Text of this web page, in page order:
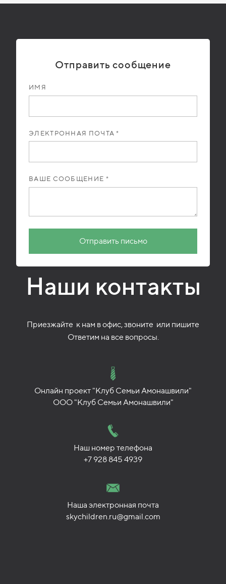
Отправить сообщение
ИМЯ
ЭЛЕКТРОННАЯ ПОЧТА *
ВАШЕ СООБЩЕНИЕ *
Отправить письмо
Наши контакты
Приезжайте к нам в офис, звоните или пишите
Ответим на все вопросы.
Онлайн проект "Клуб Семьи Амонашвили"
ООО "Клуб Семьи Амонашвили"
Наш номер телефона
+7 928 845 4939
Наша электронная почта
skychildren.ru@gmail.com